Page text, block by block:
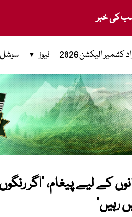
کی خبر
کشمیر الیکشن 2026 نیوز
کے لیے پیغام، ’اگر
رہیں‘